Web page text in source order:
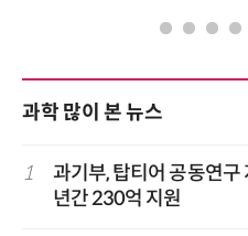
과학 많이 본 뉴스
1
과기부, 탑티어 공동연
년간 230억 지원